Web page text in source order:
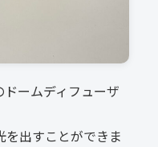
ームディフューザ
を出すことができま